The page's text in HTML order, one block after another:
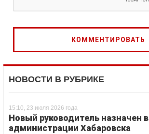
НОВОСТИ В РУБРИКЕ
15:10, 23 июля 2026 года
Новый руководитель назначен в
администрации Хабаровска